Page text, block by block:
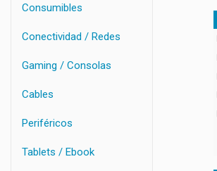
Consumibles
Conectividad / Redes
Gaming / Consolas
Cables
Periféricos
Tablets / Ebook